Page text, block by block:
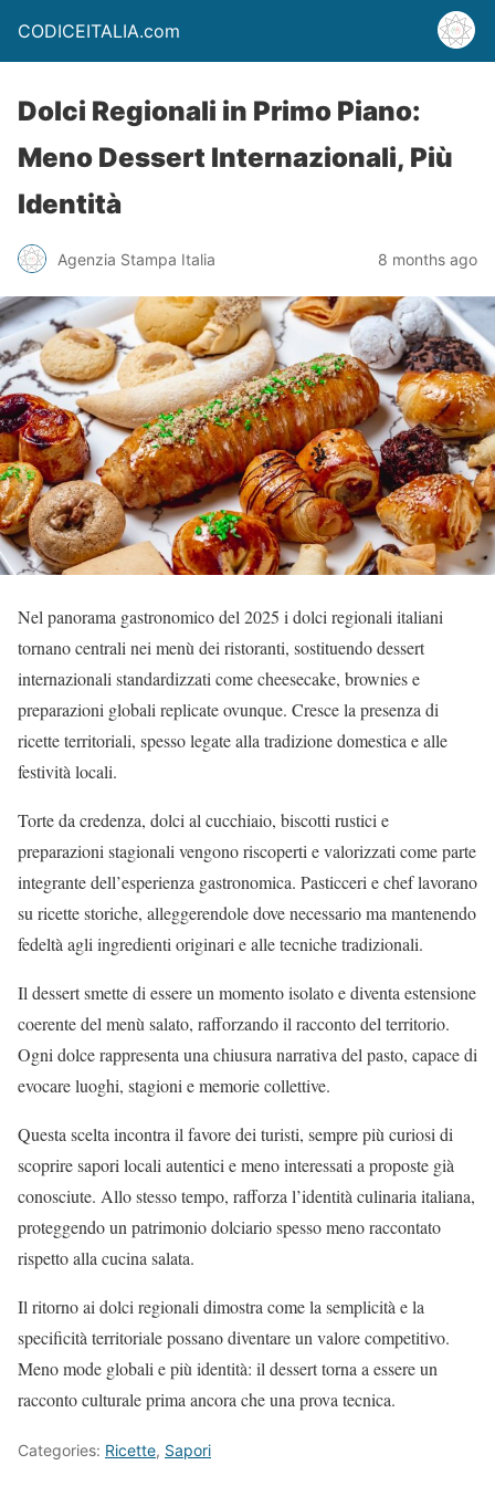
CODICEITALIA.com
Dolci Regionali in Primo Piano:
Meno Dessert Internazionali, Più
Identità
Agenzia Stampa Italia 8 months ago
Nel panorama gastronomico del 2025 i dolci regionali italiani
tornano centrali nei menù dei ristoranti, sostituendo dessert
internazionali standardizzati come cheesecake, brownies e
preparazioni globali replicate ovunque. Cresce la presenza di
ricette territoriali, spesso legate alla tradizione domestica e alle
festività locali.
Torte da credenza, dolci al cucchiaio, biscotti rustici e
preparazioni stagionali vengono riscoperti e valorizzati come parte
integrante dell’esperienza gastronomica. Pasticceri e chef lavorano
su ricette storiche, alleggerendole dove necessario ma mantenendo
fedeltà agli ingredienti originari e alle tecniche tradizionali.
Il dessert smette di essere un momento isolato e diventa estensione
coerente del menù salato, rafforzando il racconto del territorio.
Ogni dolce rappresenta una chiusura narrativa del pasto, capace di
evocare luoghi, stagioni e memorie collettive.
Questa scelta incontra il favore dei turisti, sempre più curiosi di
scoprire sapori locali autentici e meno interessati a proposte già
conosciute. Allo stesso tempo, rafforza l’identità culinaria italiana,
proteggendo un patrimonio dolciario spesso meno raccontato
rispetto alla cucina salata.
Il ritorno ai dolci regionali dimostra come la semplicità e la
specificità territoriale possano diventare un valore competitivo.
Meno mode globali e più identità: il dessert torna a essere un
racconto culturale prima ancora che una prova tecnica.
Categories: Ricette, Sapori